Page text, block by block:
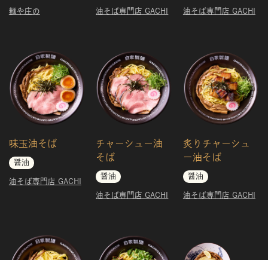
麺や庄の 油そば専門店 GACHI 油そば専門店 GACHI
味玉油そば
醤油
油そば専門店 GACHI
チャーシュー油
そば
醤油
油そば専門店 GACHI
炙りチャーシュ
ー油そば
醤油
油そば専門店 GACHI